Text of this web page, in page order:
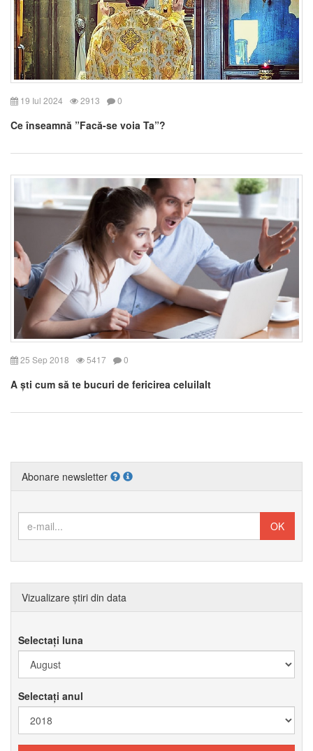
19 Iul 2024 2913 0
Ce înseamnă ”Facă-se voia Ta”?
25 Sep 2018 5417 0
A ști cum să te bucuri de fericirea celuilalt
Abonare newsletter
Vizualizare știri din data
Selectați luna
Selectați anul